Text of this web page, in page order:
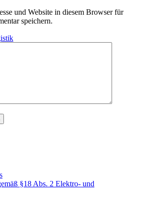
und Website in diesem Browser für
speichern.
§18 Abs. 2 Elektro- und